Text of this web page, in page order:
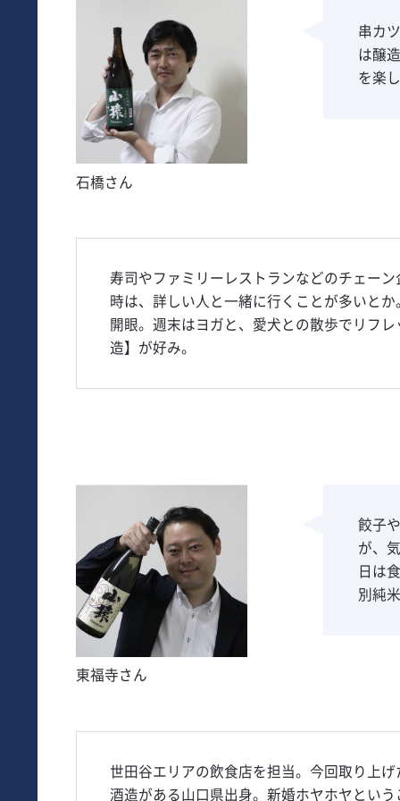
石橋さん
串カ
は醸
を楽
寿司やファミリーレストランなどのチェー
時は、詳しい人と一緒に行くことが多いと
開眼。週末はヨガと、愛犬との散歩でリフ
造】が好み。
東福寺さん
餃子
が、
日は
別純
世田谷エリアの飲食店を担当。今回取り上
酒造がある山口県出身。新婚ホヤホヤとい